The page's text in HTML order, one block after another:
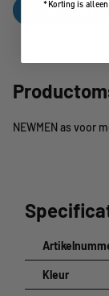
Omschrijving
NEWMEN as voor
Kleur
*Korting is alleen